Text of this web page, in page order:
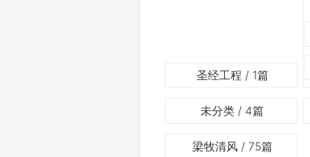
圣经工程 / 1篇
未分类 / 4篇
梁牧清风/ 75篇